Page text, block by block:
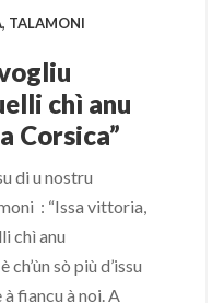
, TALAMONI
chì anu
Corsica”
di u nostru
: “Issa vittoria,
chì anu
sò più d’issu
fiancu à noi. A